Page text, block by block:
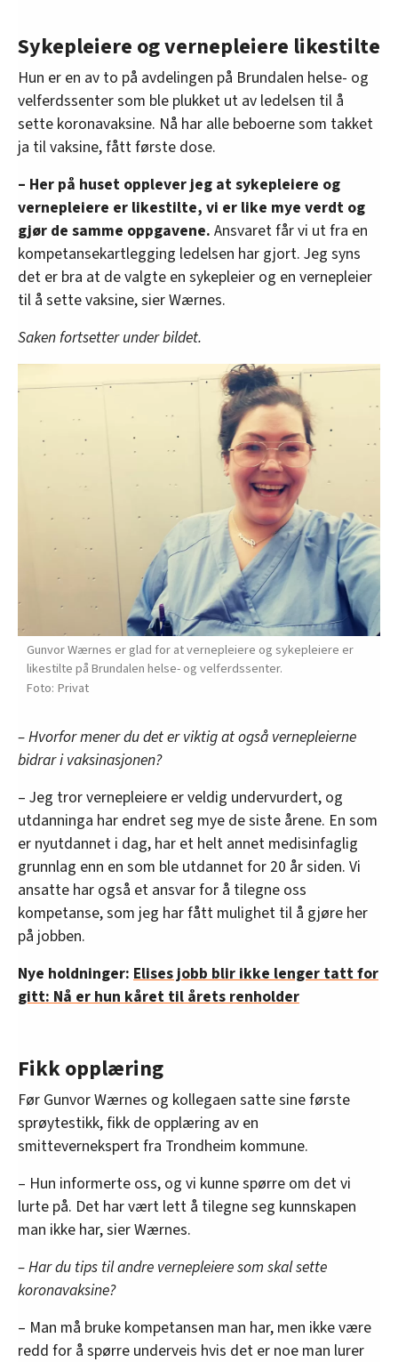
Sykepleiere og vernepleiere likestilte
Hun er en av to på avdelingen på Brundalen helse- og
velferdssenter som ble plukket ut av ledelsen til å
sette koronavaksine. Nå har alle beboerne som takket
ja til vaksine, fått første dose.
– Her på huset opplever jeg at sykepleiere og
vernepleiere er likestilte, vi er like mye verdt og
gjør de samme oppgavene. Ansvaret får vi ut fra en
kompetansekartlegging ledelsen har gjort. Jeg syns
det er bra at de valgte en sykepleier og en vernepleier
til å sette vaksine, sier Wærnes.
Saken fortsetter under bildet.
Gunvor Wærnes er glad for at vernepleiere og sykepleiere er
likestilte på Brundalen helse- og velferdssenter.
Privat
– Hvorfor mener du det er viktig at også vernepleierne
bidrar i vaksinasjonen?
– Jeg tror vernepleiere er veldig undervurdert, og
utdanninga har endret seg mye de siste årene. En som
er nyutdannet i dag, har et helt annet medisinfaglig
grunnlag enn en som ble utdannet for 20 år siden. Vi
ansatte har også et ansvar for å tilegne oss
kompetanse, som jeg har fått mulighet til å gjøre her
på jobben.
Nye holdninger: Elises jobb blir ikke lenger tatt for
gitt: Nå er hun kåret til årets renholder
Fikk opplæring
Før Gunvor Wærnes og kollegaen satte sine første
sprøytestikk, fikk de opplæring av en
smittevernekspert fra Trondheim kommune.
– Hun informerte oss, og vi kunne spørre om det vi
lurte på. Det har vært lett å tilegne seg kunnskapen
man ikke har, sier Wærnes.
– Har du tips til andre vernepleiere som skal sette
koronavaksine?
– Man må bruke kompetansen man har, men ikke være
redd for å spørre underveis hvis det er noe man lurer